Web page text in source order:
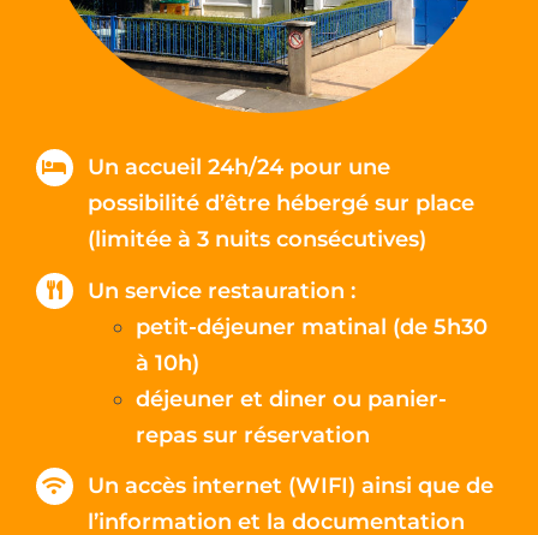
Un accueil 24h/24 pour une
possibilité d’être hébergé sur place
(limitée à 3 nuits consécutives)
Un service restauration :
petit-déjeuner matinal (de 5h30
à 10h)
déjeuner et diner ou panier-
repas sur réservation
Un accès internet (WIFI) ainsi que de
l’information et la documentation